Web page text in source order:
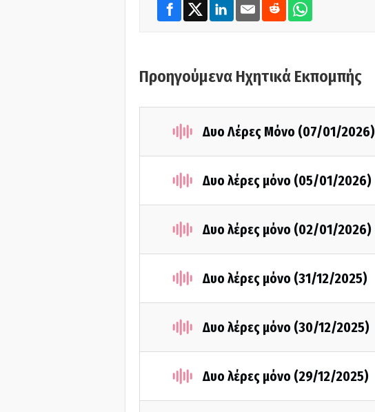
Προηγούμενα Ηχητικά Εκπομπής
Δυο Λέρες Μόνο (07/01/2026)
Δυο λέρες μόνο (05/01/2026)
Δυο λέρες μόνο (02/01/2026)
Δυο λέρες μόνο (31/12/2025)
Δυο λέρες μόνο (30/12/2025)
Δυο λέρες μόνο (29/12/2025)